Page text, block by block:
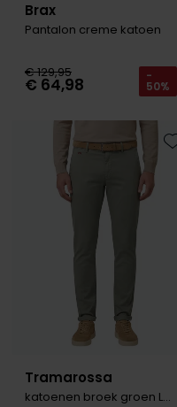
Brax
Pantalon creme katoen
€ 129,95
€ 64,98 -
50%
Tramarossa
katoenen broek groen Luis